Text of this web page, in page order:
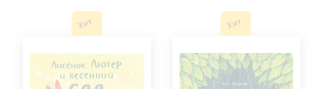
Хит Хит